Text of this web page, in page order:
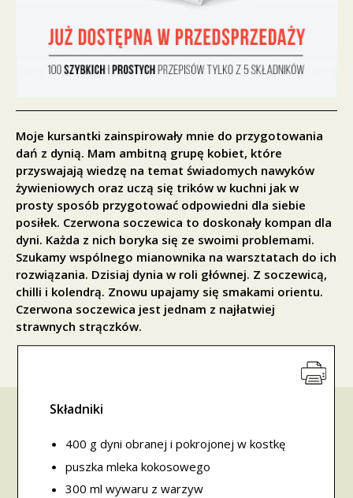
Moje kursantki zainspirowały mnie do przygotowania
dań z dynią. Mam ambitną grupę kobiet, które
przyswajają wiedzę na temat świadomych nawyków
żywieniowych oraz uczą się trików w kuchni jak w
prosty sposób przygotować odpowiedni dla siebie
posiłek. Czerwona soczewica to doskonały kompan dla
dyni. Każda z nich boryka się ze swoimi problemami.
Szukamy wspólnego mianownika na warsztatach do ich
rozwiązania. Dzisiaj dynia w roli głównej. Z soczewicą,
chilli i kolendrą. Znowu upajamy się smakami orientu.
Czerwona soczewica jest jednam z najłatwiej
strawnych strączków.
Składniki
400 g dyni obranej i pokrojonej w kostkę
puszka mleka kokosowego
300 ml wywaru z warzyw